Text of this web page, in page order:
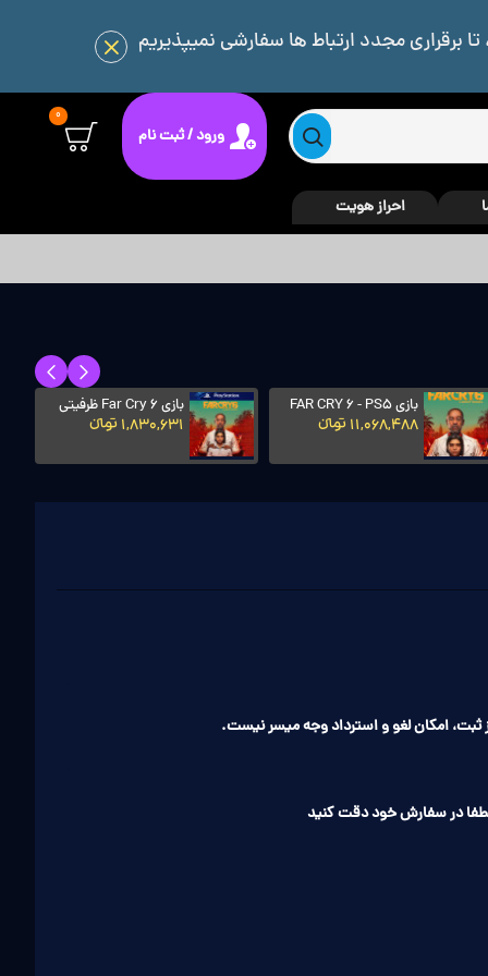
برقراری مجدد ارتباط ها سفارشی نمیپذیریم
ورود / ثبت نام
0
احراز هویت
بازی Grand Ttheft Auto
V - GTA V PS5
بازی Helldrivers™ 2 -
PS5
امکان لغو و استرداد وجه میسر نیست.
در سفارش خود دقت کنید